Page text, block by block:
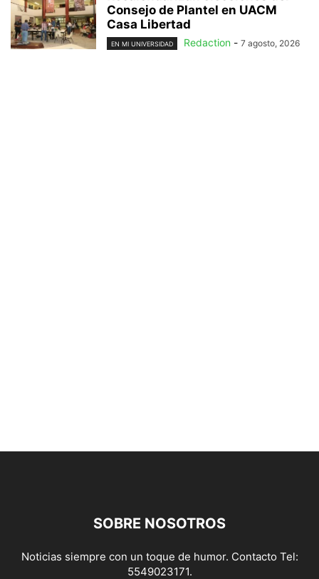
Consejo de Plantel en UACM
Casa Libertad
EN MI UNIVERSIDAD Redaction - 7 agosto, 2026
SOBRE NOSOTROS
Noticias siempre con un toque de humor. Contacto Tel:
5549023171.